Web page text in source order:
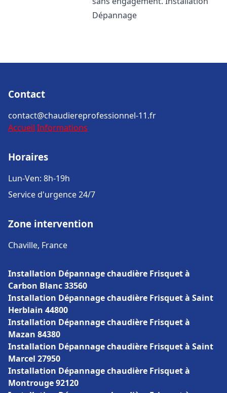
Dépannage
Contact
contact@chaudiereprofessionnel-11.fr
Accueil Informations
Horaires
Lun-Ven: 8h-19h
Service d'urgence 24/7
Zone intervention
Chaville, France
Installation Dépannage chaudière Frisquet à
Carbon Blanc 33560
Installation Dépannage chaudière Frisquet à Saint
Herblain 44800
Installation Dépannage chaudière Frisquet à
Mazan 84380
Installation Dépannage chaudière Frisquet à Saint
Marcel 27950
Installation Dépannage chaudière Frisquet à
Montrouge 92120